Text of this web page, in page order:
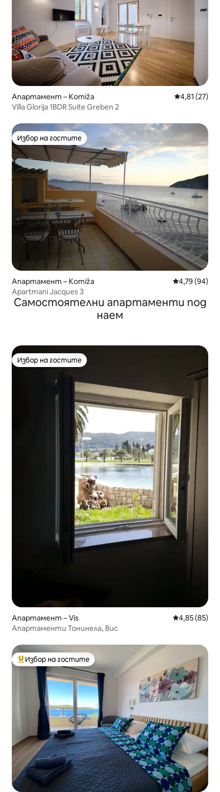
Апартамент – Komiža Средна
4,81 (27)
Villa Glorija 1BDR Suite Greben 2
Избор на гостите
Избор на гостите
Апартамент – Komiža Средна
4,79 (94)
Apartmani Jacques 3
Самостоятелни апартаменти под
наем
Избор на гостите
Избор на гостите
Апартамент – Vis Средна
4,85 (85)
Апартаменти Тонинела, Вис
Най-популярен избор на гостите
Избор на гостите